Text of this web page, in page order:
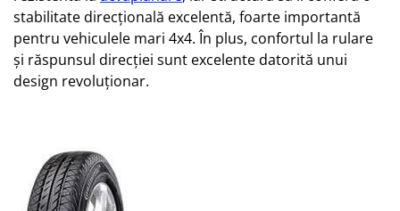
stabilitate direcțională excelentă, foarte importantă
pentru vehiculele mari 4x4. În plus, confortul la rulare
și răspunsul direcției sunt excelente datorită unui
design revoluționar.